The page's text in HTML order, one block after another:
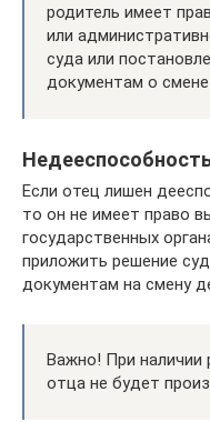
родитель имеет
или
суда или
документам о
Если отец лишен
то он не имеет право
государственных
приложить решение
документам на смену
Важно! При наличии
отца не будет